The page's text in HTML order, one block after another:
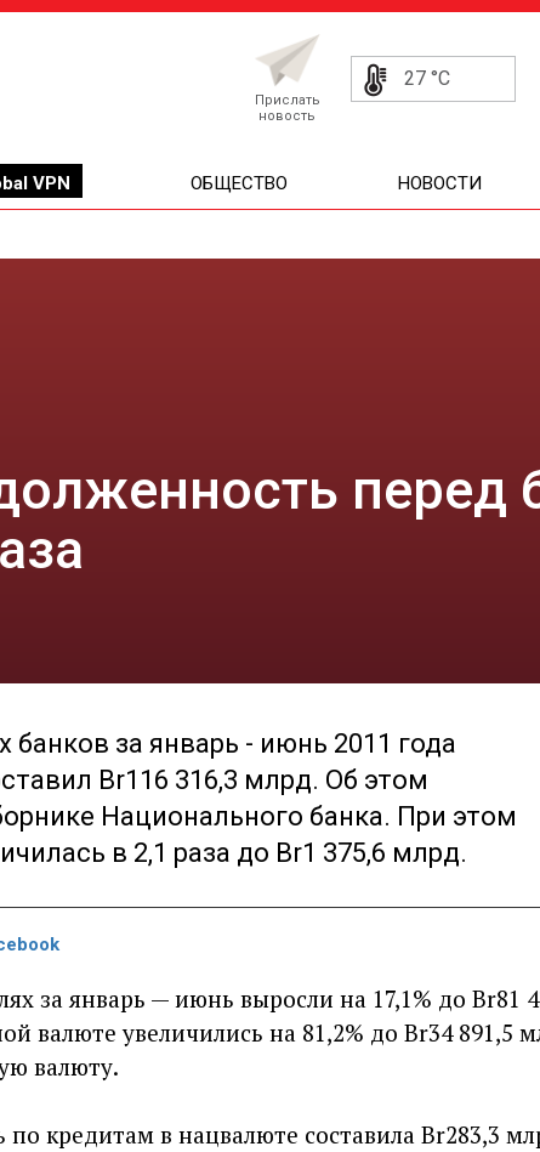
Прислать
новость
27 °C
VPN ОБЩЕСТВО НОВОСТИ
перед
за январь - июнь 2011 года
Br116 316,3 млрд. Об этом
Национального банка. При этом
в 2,1 раза до Br1 375,6 млрд.
за январь — июнь выросли на 17,1% до Br81
валюте увеличились на 81,2% до Br34 891,5
валюту.
кредитам в нацвалюте составила Br283,3